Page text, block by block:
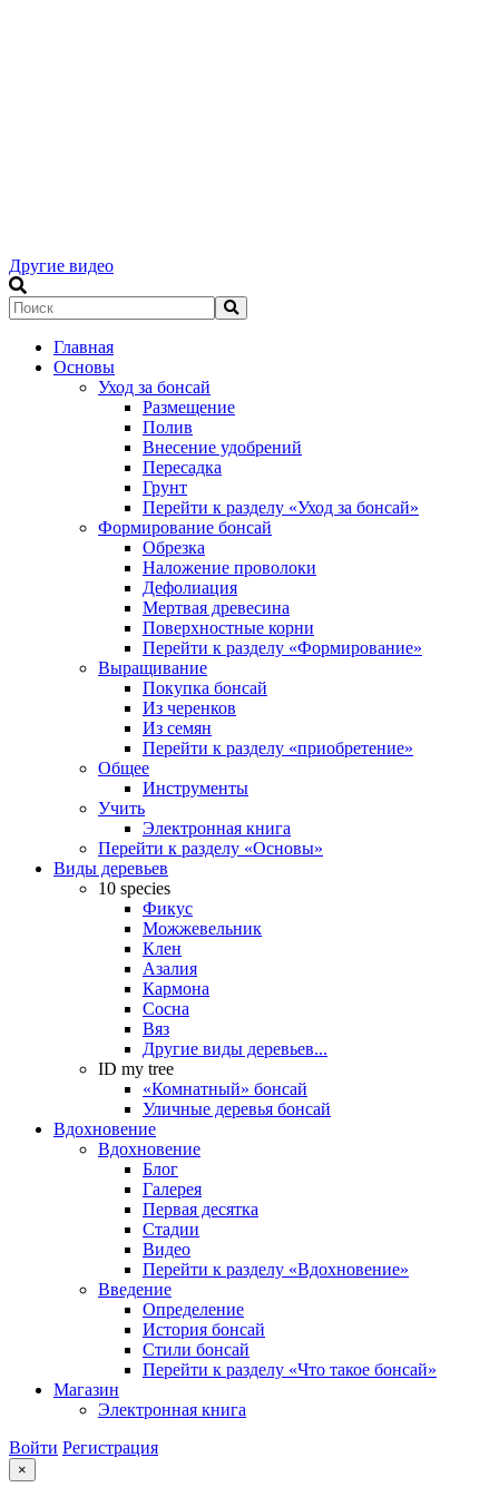
Другие видео
Главная
Основы
Уход за бонсай
Размещение
Полив
Внесение удобрений
Пересадка
Грунт
Перейти к разделу «Уход за бонсай»
Формирование бонсай
Обрезка
Наложение проволоки
Дефолиация
Мертвая древесина
Поверхностные корни
Перейти к разделу «Формирование»
Выращивание
Покупка бонсай
Из черенков
Из семян
Перейти к разделу «приобретение»
Общее
Инструменты
Учить
Электронная книга
Перейти к разделу «Основы»
Виды деревьев
10 species
Фикус
Можжевельник
Клен
Азалия
Кармона
Сосна
Вяз
Другие виды деревьев...
ID my tree
«Комнатный» бонсай
Уличные деревья бонсай
Вдохновение
Вдохновение
Блог
Галерея
Первая десятка
Стадии
Видео
Перейти к разделу «Вдохновение»
Введение
Определение
История бонсай
Стили бонсай
Перейти к разделу «Что такое бонсай»
Магазин
Электронная книга
Войти Регистрация
×